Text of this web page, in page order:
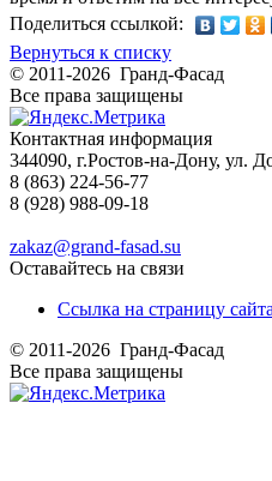
Поделиться ссылкой:
Вернуться к списку
© 2011-2026 Гранд-Фасад
Все права защищены
Контактная информация
344090, г.Ростов-на-Дону, ул.
8 (863) 224-56-77
8 (928) 988-09-18
zakaz@grand-fasad.su
Оставайтесь на связи
Ссылка на страницу
© 2011-2026 Гранд-Фасад
Все права защищены